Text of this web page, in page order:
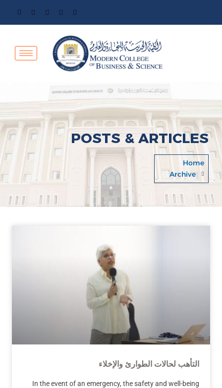
POSTS & ARTICLES
Home
Archive
التأهب لحالات الطوارئ والإخلاء
In the event of an emergency, the safety and well-being